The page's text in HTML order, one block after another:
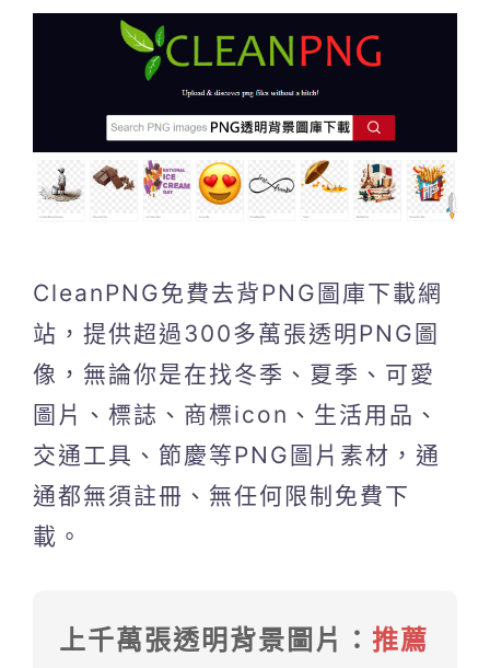
CleanPNG免費去背PNG圖庫下載網
站，提供超過300多萬張透明PNG圖
像，無論你是在找冬季、夏季、可愛
圖片、標誌、商標icon、生活用品、
交通工具、節慶等PNG圖片素材，通
通都無須註冊、無任何限制免費下
載。
上千萬張透明背景圖片： 推薦